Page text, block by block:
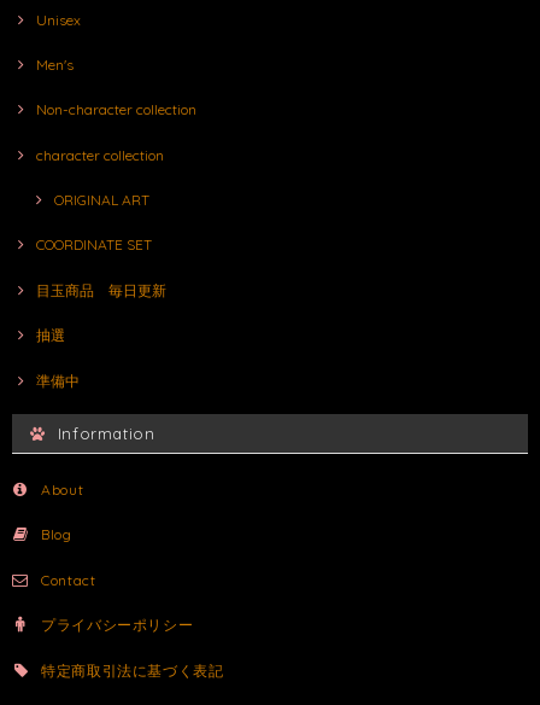
Unisex
Men's
Non-character collection
character collection
ORIGINAL ART
COORDINATE SET
目玉商品 毎日更新
抽選
準備中
Information
About
Blog
Contact
プライバシーポリシー
特定商取引法に基づく表記